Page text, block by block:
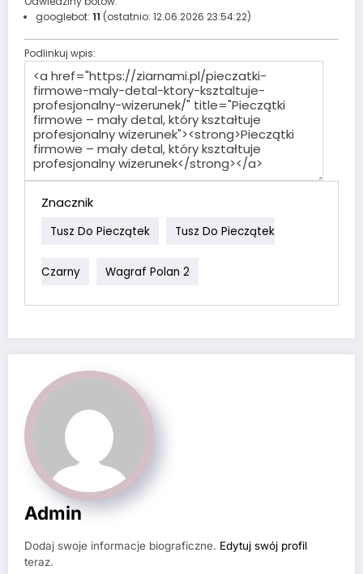
googlebot: 11 (ostatnio: 12.06.2026 23:54:22)
Podlinkuj wpis:
Znacznik
Tusz Do Pieczątek Tusz Do Pieczątek
Czarny Wagraf Polan 2
Admin
Dodaj swoje informacje biograficzne. Edytuj swój profil
teraz.